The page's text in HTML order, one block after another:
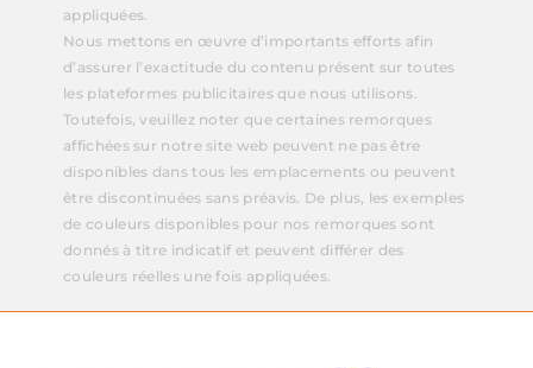
appliquées.
Nous mettons en œuvre d’importants efforts afin
d’assurer l’exactitude du contenu présent sur toutes
les plateformes publicitaires que nous utilisons.
Toutefois, veuillez noter que certaines remorques
affichées sur notre site web peuvent ne pas être
disponibles dans tous les emplacements ou peuvent
être discontinuées sans préavis. De plus, les exemples
de couleurs disponibles pour nos remorques sont
donnés à titre indicatif et peuvent différer des
couleurs réelles une fois appliquées.